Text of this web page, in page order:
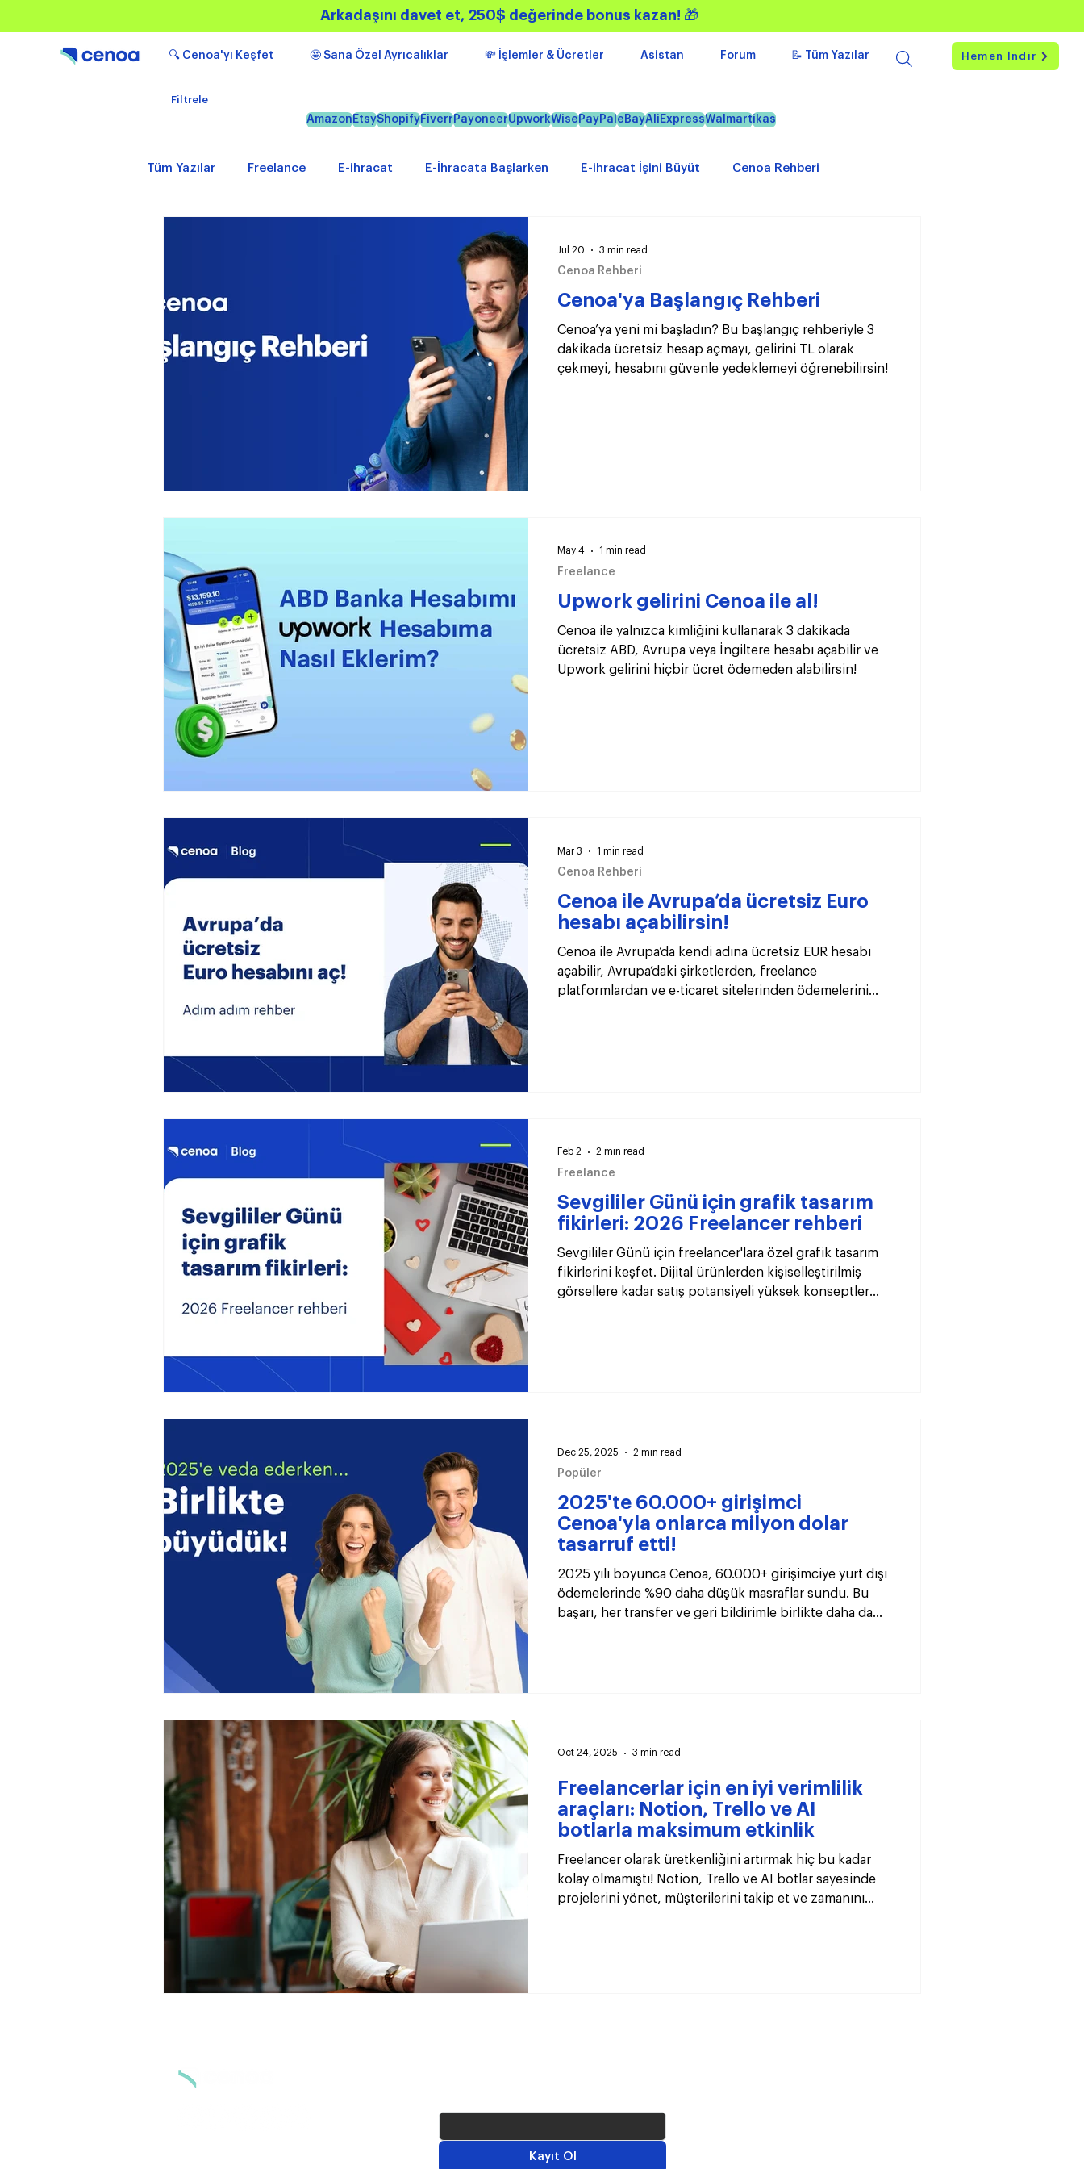
Arkadaşını davet et, 250$ değerinde bonus kazan! 🎁
🔍 Cenoa'yı Keşfet 🤩 Sana Özel Ayrıcalıklar 💸 İşlemler & Ücretler Asistan Forum 📝 Tüm Yazılar Hemen İndir
Filtrele
AmazonEtsyShopifyFiverrPayoneerUpworkWisePayPaleBayAliExpressWalmartikas
Tüm Yazılar Freelance E-ihracat E-İhracata Başlarken E-ihracat İşini Büyüt Cenoa Rehberi
Kampanyalar
Cenoa'ya Başlangıç Rehberi
Cenoa’ya yeni mi başladın? Bu başlangıç rehberiyle 3
dakikada ücretsiz hesap açmayı, gelirini TL olarak
çekmeyi, hesabını güvenle yedeklemeyi öğrenebilirsin!
Cenoa Rehberi
Jul 20 3 min read
Upwork gelirini Cenoa ile al!
Cenoa ile yalnızca kimliğini kullanarak 3 dakikada
ücretsiz ABD, Avrupa veya İngiltere hesabı açabilir ve
Upwork gelirini hiçbir ücret ödemeden alabilirsin!
Freelance
May 4 1 min read
Cenoa ile Avrupa’da ücretsiz Euro
hesabı açabilirsin!
Cenoa ile Avrupa’da kendi adına ücretsiz EUR hesabı
açabilir, Avrupa’daki şirketlerden, freelance
platformlardan ve e-ticaret sitelerinden ödemelerini
Cenoa Rehberi
Mar 3 1 min read
Sevgililer Günü için grafik tasarım
fikirleri: 2026 Freelancer rehberi
Sevgililer Günü için freelancer'lara özel grafik tasarım
fikirlerini keşfet. Dijital ürünlerden kişiselleştirilmiş
görsellere kadar satış potansiyeli yüksek konseptler
Freelance
Feb 2 2 min read
2025'te 60.000+ girişimci
Cenoa'yla onlarca milyon dolar
tasarruf etti!
2025 yılı boyunca Cenoa, 60.000+ girişimciye yurt dışı
ödemelerinde %90 daha düşük masraflar sundu. Bu
başarı, her transfer ve geri bildirimle birlikte daha da
Popüler
Dec 25, 2025 2 min read
Freelancerlar için en iyi verimlilik
araçları: Notion, Trello ve AI
botlarla maksimum etkinlik
Freelancer olarak üretkenliğini artırmak hiç bu kadar
kolay olmamıştı! Notion, Trello ve AI botlar sayesinde
projelerini yönet, müşterilerini takip et ve zamanını
Oct 24, 2025 3 min read
Kayıt Ol